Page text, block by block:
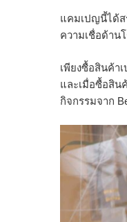
แคมเปญนี้ได้ส
ความเชื่อด้าน
เพียงซื้อสินค้า
และเมื่อซื้อสิน
กิจกรรมจาก